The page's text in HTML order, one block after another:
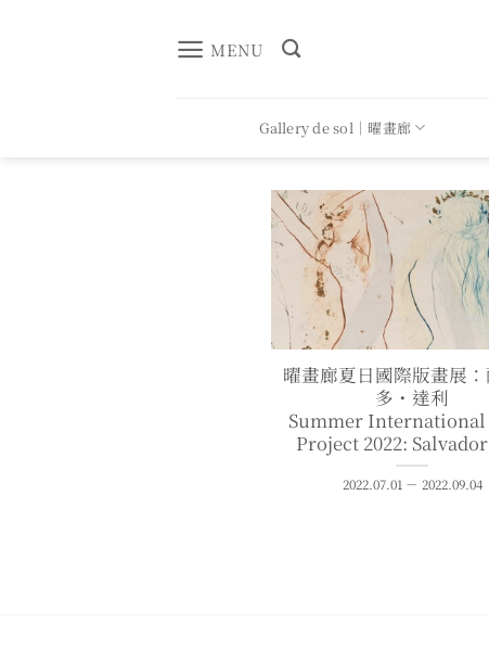
MENU
Gallery de sol｜曜畫廊
曜畫廊夏日國際版畫展
多・達利
Summer
Project 2022:
2022.07.01 － 2022.09.04